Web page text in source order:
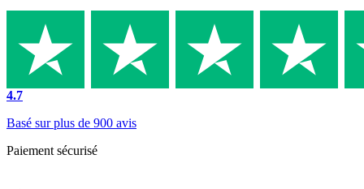
4.7
Basé sur plus de 900 avis
Paiement sécurisé